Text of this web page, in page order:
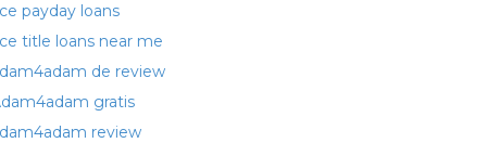
payday loans
title loans near me
de review
gratis
review